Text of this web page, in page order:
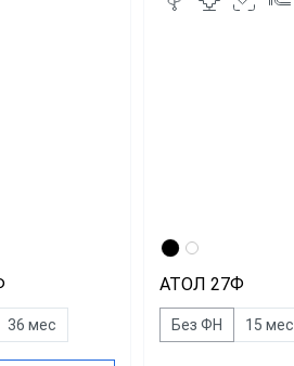
36 мес
АТОЛ 27Ф
Без ФН 15 мес